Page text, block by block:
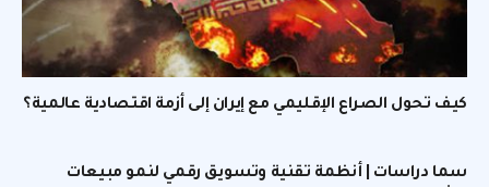
كيف تحول الصراع الإقليمي مع إيران إلى أزمة اقتصادية عالمية؟
سما دراسات | أنظمة تقنية وتسويق رقمي لنمو مبيعات